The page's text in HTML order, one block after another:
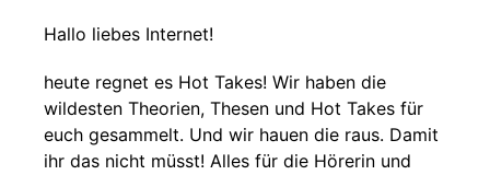
Hallo liebes Internet!
heute regnet es Hot Takes! Wir haben die
wildesten Theorien, Thesen und Hot Takes für
euch gesammelt. Und wir hauen die raus. Damit
ihr das nicht müsst! Alles für die Hörerin und